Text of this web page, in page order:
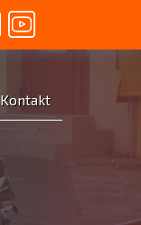
Kontakt